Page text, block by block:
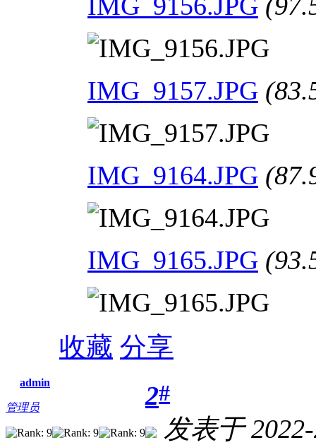
IMG_9157.JPG
IMG_9164.JPG
IMG_9165.JPG
收藏 分享
admin
管理员 2#
发表于